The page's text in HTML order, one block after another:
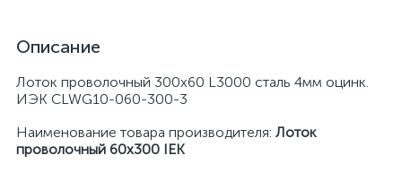
Описание
Лоток проволочный 300х60 L3000 сталь 4мм оцинк.
ИЭК CLWG10-060-300-3
Наименование товара производителя: Лоток
проволочный 60х300 IEK